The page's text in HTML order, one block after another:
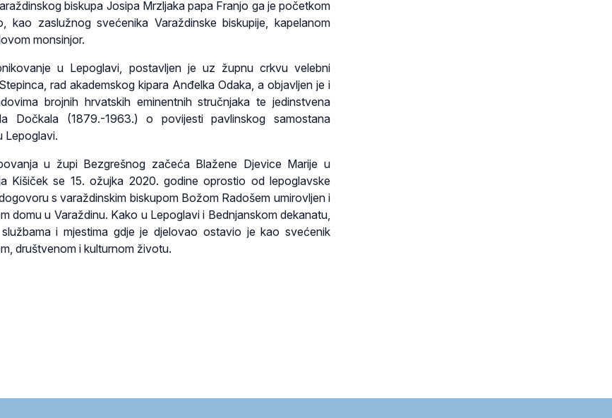
biskupa Josipa Mrzljaka papa Franjo ga je početkom
kao zaslužnog svećenika Varaždinske biskupije, kapelanom
monsinjor.
u Lepoglavi, postavljen je uz župnu crkvu velebni
rad akademskog kipara Anđelka Odaka, a objavljen je i
brojnih hrvatskih eminentnih stručnjaka te jedinstvena
Dočkala (1879.-1963.) o povijesti pavlinskog samostana
Lepoglavi.
u župi Bezgrešnog začeća Blažene Djevice Marije u
Kišiček se 15. ožujka 2020. godine oprostio od lepoglavske
s varaždinskim biskupom Božom Radošem umirovljen i
domu u Varaždinu. Kako u Lepoglavi i Bednjanskom dekanatu,
i mjestima gdje je djelovao ostavio je kao svećenik
društvenom i kulturnom životu.